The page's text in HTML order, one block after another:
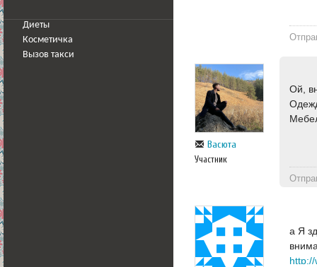
Диеты
Косметичка
Вызов такси
Васюта
Участник
Ой,
а Я